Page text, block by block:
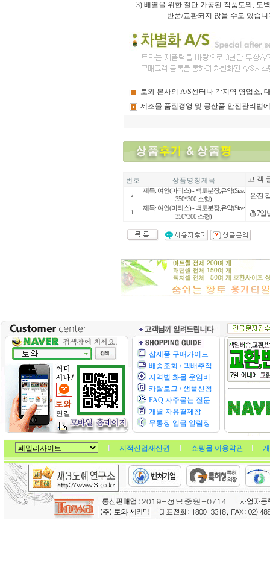
3) 배열을 위한 절단 가공된 작품토와, 도
반품/교환되지 않을 수도 있습니
토와 본사의 A/S센터나 각지역 영업소,
제조물 품질경영 및 공산품 안전관리법
번 호 상 품 명 칭 제 목 고 객
2
제목: 여인(마티스) - 백토분장,유약(Size:
350*300 소형)
완전
1
제목: 여인(마티스) - 백토분장,유약(Size:
350*300 소형)
7일
샵제품 구매가이드
배송조회 / 택배추적
지역별 화물 운임비
카탈로그 / 샘플신청
FAQ 자주묻는 질문
개별 자유결제창
무통장 입금 알림장
지적산업재산권 쇼핑몰 이용약관